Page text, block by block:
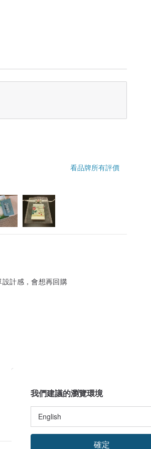
看品牌所有評價
計感，會想再回購
我們建議的瀏覽環境
確定